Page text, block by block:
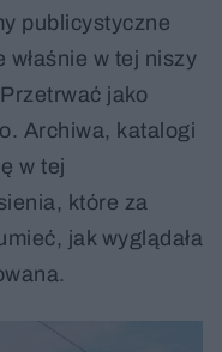
publicystyczne
w tej niszy
jako
Archiwa, katalogi
w tej
które za
jak wyglądała